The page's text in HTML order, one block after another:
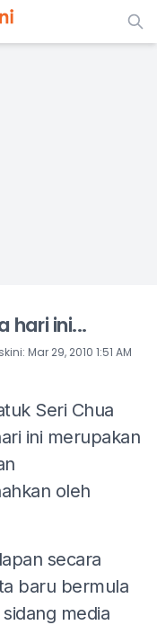
hari ini...
: Mar 29, 2010 1:51 AM
Seri Chua
ini merupakan
oleh
secara
baru bermula
media